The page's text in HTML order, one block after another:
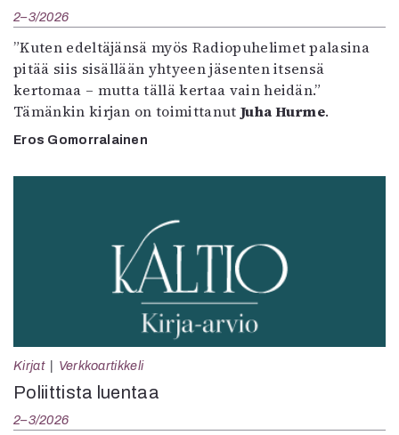
2–3/2026
”Kuten edeltäjänsä myös Radiopuhelimet palasina
pitää siis sisällään yhtyeen jäsenten itsensä
kertomaa – mutta tällä kertaa vain heidän.”
Tämänkin kirjan on toimittanut Juha Hurme.
Eros Gomorralainen
Kirjat Verkkoartikkeli
Poliittista luentaa
2–3/2026